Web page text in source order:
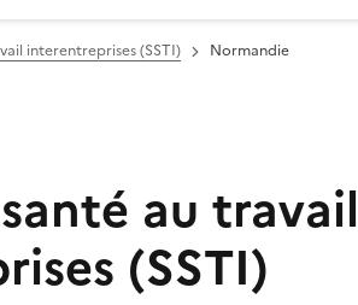
interentreprises (SSTI) Normandie
au travail
(SSTI)